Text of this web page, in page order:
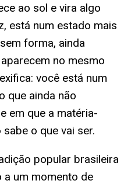
ao sol e vira algo
está num estado mais
forma, ainda
no mesmo
você está num
que ainda não
em que a matéria-
o que vai ser.
popular brasileira
a um momento de